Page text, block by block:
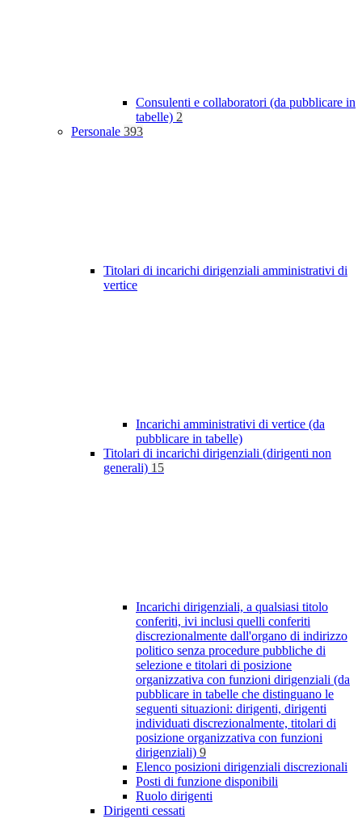
Consulenti e collaboratori (da pubblicare in
tabelle) 2
Personale 393
Titolari di incarichi dirigenziali amministrativi di
vertice
Incarichi amministrativi di vertice (da
pubblicare in tabelle)
Titolari di incarichi dirigenziali (dirigenti non
generali) 15
Incarichi dirigenziali, a qualsiasi titolo
conferiti, ivi inclusi quelli conferiti
discrezionalmente dall'organo di indirizzo
politico senza procedure pubbliche di
selezione e titolari di posizione
organizzativa con funzioni dirigenziali (da
pubblicare in tabelle che distinguano le
seguenti situazioni: dirigenti, dirigenti
individuati discrezionalmente, titolari di
posizione organizzativa con funzioni
dirigenziali) 9
Elenco posizioni dirigenziali discrezionali
Posti di funzione disponibili
Ruolo dirigenti
Dirigenti cessati